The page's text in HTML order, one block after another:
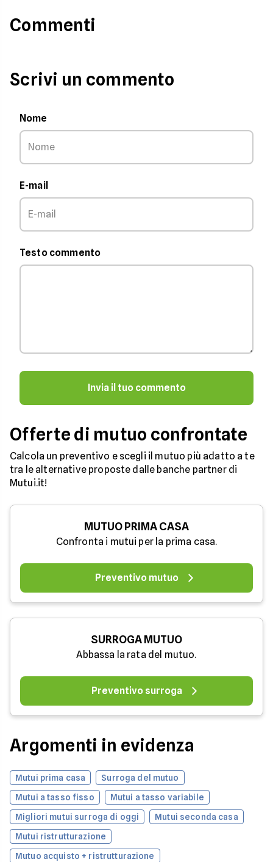
Commenti
Scrivi un commento
Nome
E-mail
Testo commento
Invia il tuo commento
Offerte di mutuo confrontate
Calcola un preventivo e scegli il mutuo più adatto a te
tra le alternative proposte dalle banche partner di
Mutui.it!
MUTUO PRIMA CASA
Confronta i mutui per la prima casa.
Preventivo mutuo
SURROGA MUTUO
Abbassa la rata del mutuo.
Preventivo surroga
Argomenti in evidenza
Mutui prima casa
Surroga del mutuo
Mutui a tasso fisso
Mutui a tasso variabile
Migliori mutui surroga di oggi
Mutui seconda casa
Mutui ristrutturazione
Mutuo acquisto + ristrutturazione